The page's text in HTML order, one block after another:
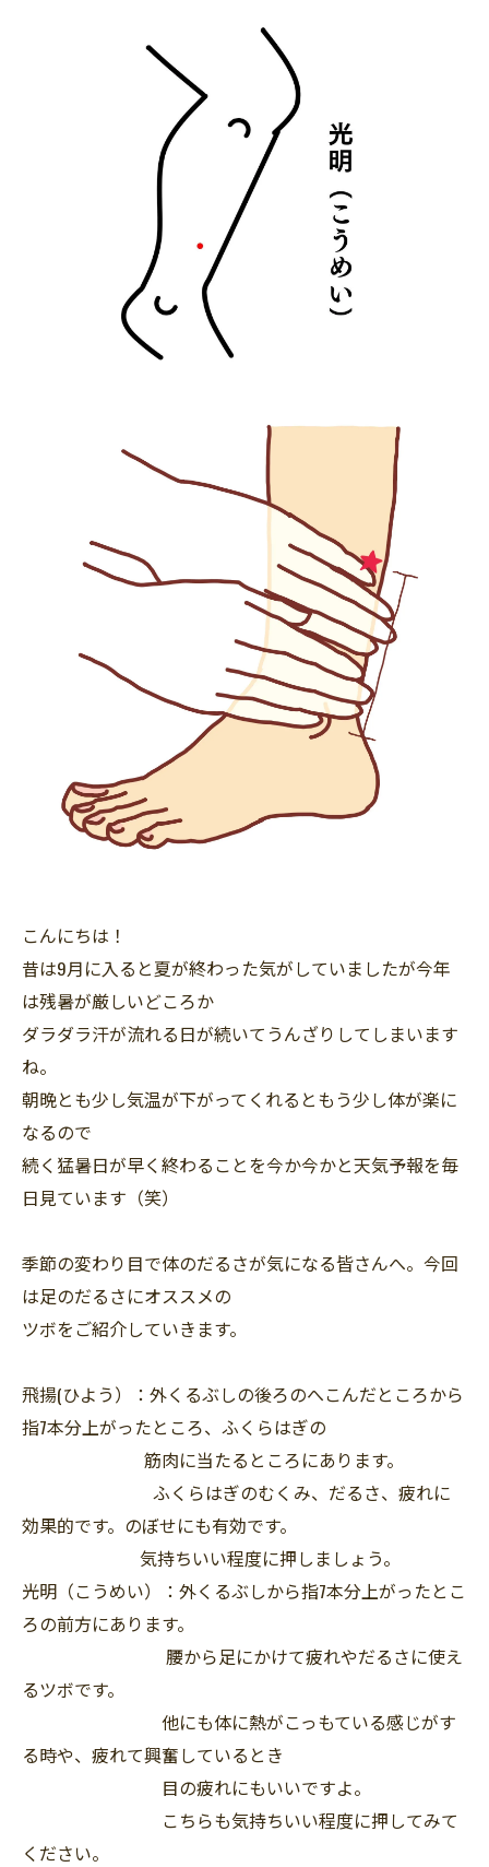
こんにちは！
昔は9月に入ると夏が終わった気がしていましたが今年
は残暑が厳しいどころか
ダラダラ汗が流れる日が続いてうんざりしてしまいます
ね。
朝晩とも少し気温が下がってくれるともう少し体が楽に
なるので
続く猛暑日が早く終わることを今か今かと天気予報を毎
日見ています（笑）
季節の変わり目で体のだるさが気になる皆さんへ。今回
は足のだるさにオススメの
ツボをご紹介していきます。
飛揚(ひよう）：外くるぶしの後ろのへこんだところから
指7本分上がったところ、ふくらはぎの
筋肉に当たるところにあります。
ふくらはぎのむくみ、だるさ、疲れに
効果的です。のぼせにも有効です。
気持ちいい程度に押しましょう。
光明（こうめい）：外くるぶしから指7本分上がったとこ
ろの前方にあります。
腰から足にかけて疲れやだるさに使え
るツボです。
他にも体に熱がこっもている感じがす
る時や、疲れて興奮しているとき
目の疲れにもいいですよ。
こちらも気持ちいい程度に押してみて
ください。